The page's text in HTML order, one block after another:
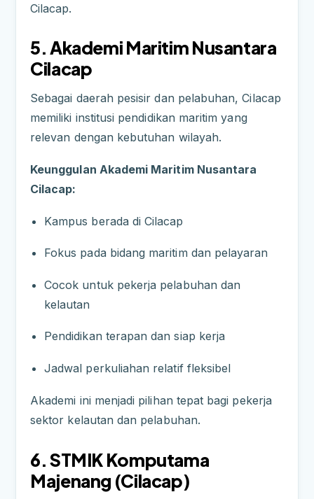
Cilacap.
5. Akademi Maritim Nusantara
Cilacap
Sebagai daerah pesisir dan pelabuhan, Cilacap
memiliki institusi pendidikan maritim yang
relevan dengan kebutuhan wilayah.
Keunggulan Akademi Maritim Nusantara
Cilacap:
Kampus berada di Cilacap
Fokus pada bidang maritim dan pelayaran
Cocok untuk pekerja pelabuhan dan
kelautan
Pendidikan terapan dan siap kerja
Jadwal perkuliahan relatif fleksibel
Akademi ini menjadi pilihan tepat bagi pekerja
sektor kelautan dan pelabuhan.
6. STMIK Komputama
Majenang (Cilacap)